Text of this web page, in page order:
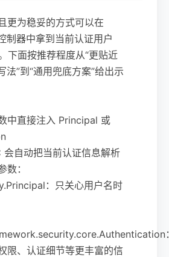
更为稳妥的方式可以在
制器中拿到当前认证用户
下面按推荐程度从“更贴近
”到“通用兜底方案”给出示
中直接注入 Principal 或
自动把当前认证信息解析
数：
：只关心用户名时
限、认证细节等更丰富的信